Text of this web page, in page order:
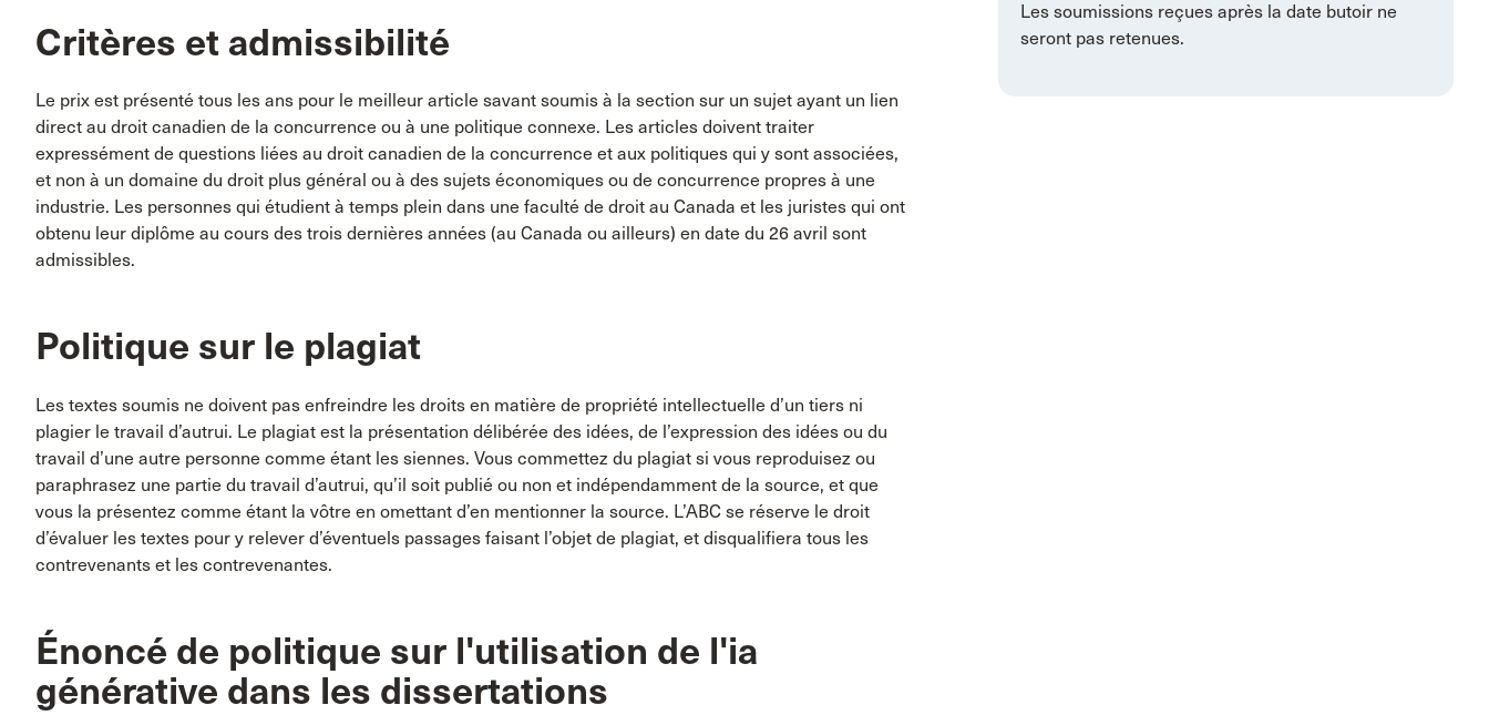
Critères et admissibilité
Le prix est présenté tous les ans pour le meilleur article savant soumis à la section sur un sujet ayant un lien
direct au droit canadien de la concurrence ou à une politique connexe. Les articles doivent traiter
expressément de questions liées au droit canadien de la concurrence et aux politiques qui y sont associées,
et non à un domaine du droit plus général ou à des sujets économiques ou de concurrence propres à une
industrie. Les personnes qui étudient à temps plein dans une faculté de droit au Canada et les juristes qui ont
obtenu leur diplôme au cours des trois dernières années (au Canada ou ailleurs) en date du 26 avril sont
admissibles.
Politique sur le plagiat
Les textes soumis ne doivent pas enfreindre les droits en matière de propriété intellectuelle d’un tiers ni
plagier le travail d’autrui. Le plagiat est la présentation délibérée des idées, de l’expression des idées ou du
travail d’une autre personne comme étant les siennes. Vous commettez du plagiat si vous reproduisez ou
paraphrasez une partie du travail d’autrui, qu’il soit publié ou non et indépendamment de la source, et que
vous la présentez comme étant la vôtre en omettant d’en mentionner la source. L’ABC se réserve le droit
d’évaluer les textes pour y relever d’éventuels passages faisant l’objet de plagiat, et disqualifiera tous les
contrevenants et les contrevenantes.
Énoncé de politique sur l'utilisation de l'ia
générative dans les dissertations
Les soumissions reçues après la date butoir ne
seront pas retenues.